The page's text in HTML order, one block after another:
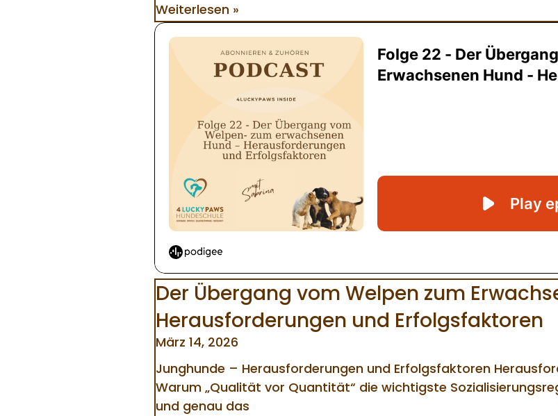
Weiterlesen »
Der Übergang vom Welpen zum
Herausforderungen und Erfolgsfaktoren
März 14, 2026
Junghunde – Herausforderungen und Erfolgsfaktoren
Warum „Qualität vor Quantität“ die wichtigste
und genau das